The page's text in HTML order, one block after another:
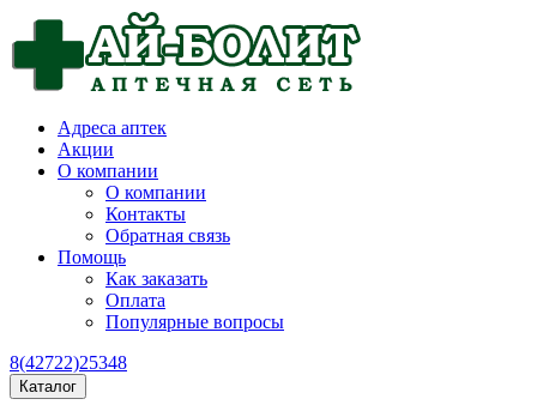
Адреса аптек
Акции
О компании
О компании
Контакты
Обратная связь
Помощь
Как заказать
Оплата
Популярные вопросы
8(42722)25348
Каталог